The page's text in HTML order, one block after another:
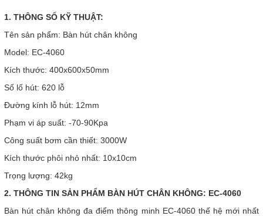
1. THÔNG SỐ KỸ THUẬT:
Tên sản phẩm: Bàn hút chân không
Model: EC-4060
Kích thước: 400x600x50mm
Số lố hút: 620 lỗ
Đường kính lỗ hút: 12mm
Phạm vi áp suất: -70-90Kpa
Công suất bơm cần thiết: 3000W
Kích thước phôi nhỏ nhất: 10x10cm
Trọng lượng: 42kg
2. THÔNG TIN SẢN PHẨM BÀN HÚT CHÂN KHÔNG: EC-4060
Bàn hút chân không đa điểm thông minh EC-4060 thế hệ mới nhất